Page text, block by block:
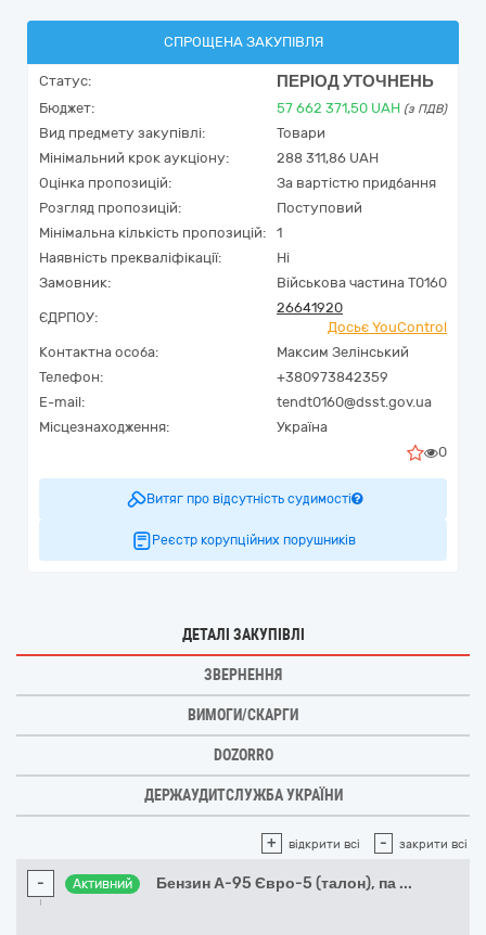
СПРОЩЕНА ЗАКУПІВЛЯ
Статус: ПЕРІОД УТОЧНЕНЬ
Бюджет: 57 662 371,50 UAH (з ПДВ)
Вид предмету закупівлі:
Товари
Мінімальний крок аукціону:
288 311,86 UAH
Оцінка пропозицій:
За вартістю придбання
Розгляд пропозицій:
Поступовий
Мінімальна кількість пропозицій:
1
Наявність прекваліфікації:
Ні
Замовник:
Військова частина Т0160
ЄДРПОУ:
26641920
Досьє YouControl
Контактна особа:
Максим Зелінський
Телефон:
+380973842359
E-mail:
tendt0160@dsst.gov.ua
Місцезнаходження:
Україна
0
Витяг про відсутність судимості
Реєстр корупційних порушників
ДЕТАЛІ ЗАКУПІВЛІ
ЗВЕРНЕННЯ
ВИМОГИ/СКАРГИ
DOZORRO
ДЕРЖАУДИТСЛУЖБА УКРАЇНИ
+ відкрити всі - закрити всі
- Активний Бензин А-95 Євро-5 (талон), па ...